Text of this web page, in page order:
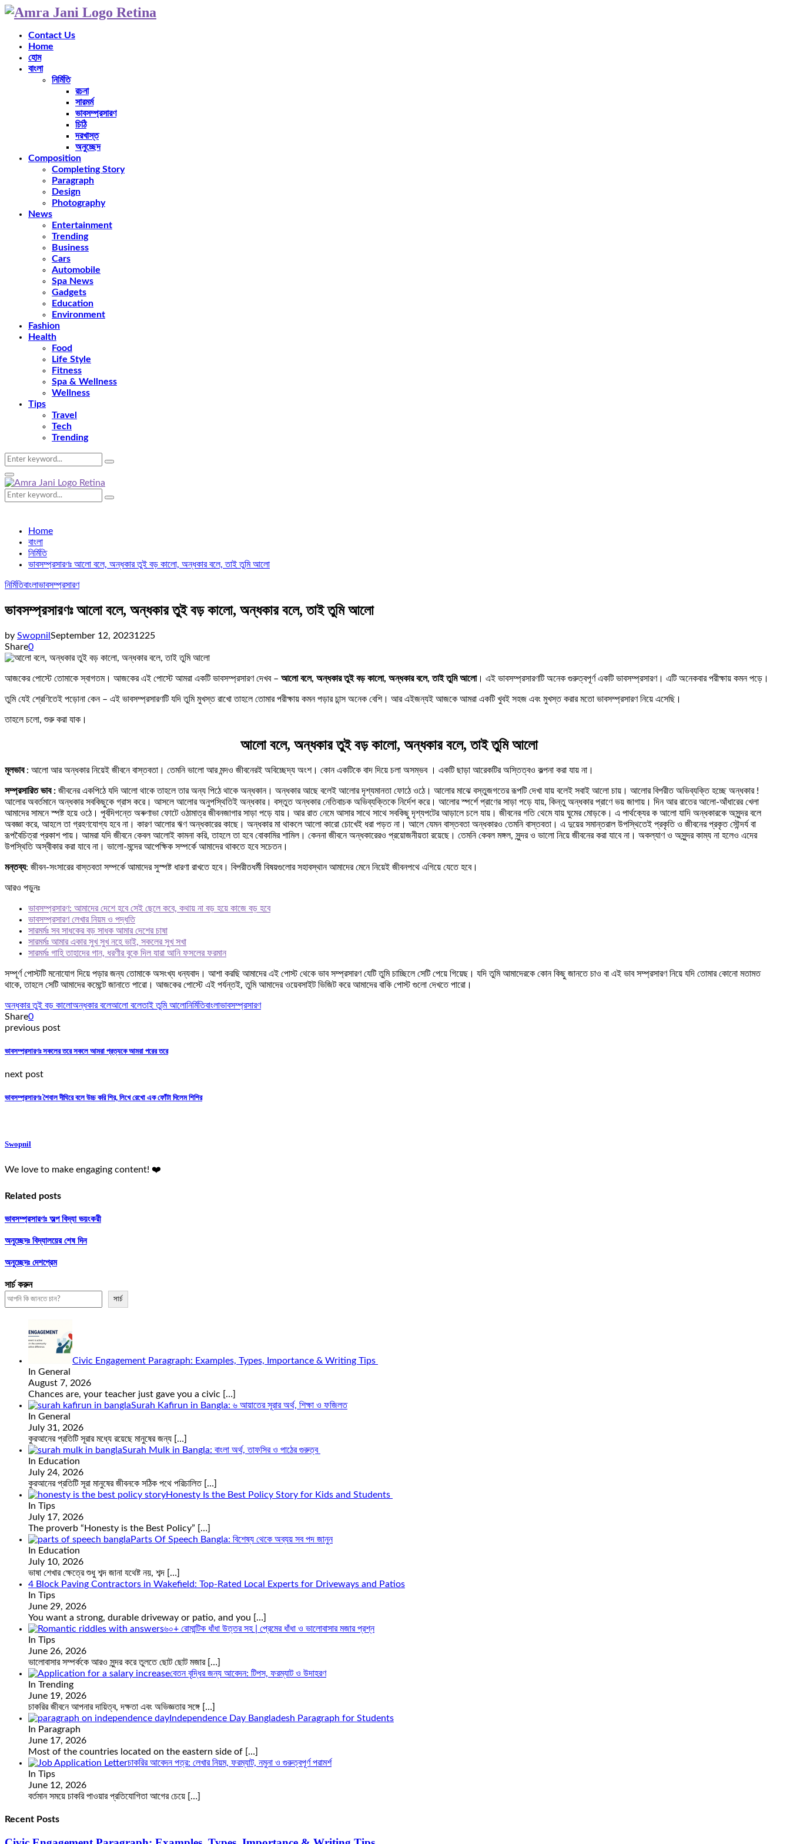
Contact Us
Home
হোম
বাংলা
নির্মিতি
রচনা
সারমর্ম
ভাবসম্প্রসারণ
চিঠি
দরখাস্ত
অনুচ্ছেদ
Composition
Completing Story
Paragraph
Design
Photography
News
Entertainment
Trending
Business
Cars
Automobile
Spa News
Gadgets
Education
Environment
Fashion
Health
Food
Life Style
Fitness
Spa & Wellness
Wellness
Tips
Travel
Tech
Trending
Search
for:
Search
Primary
Menu
Search
for:
Search
Home
বাংলা
নির্মিতি
ভাবসম্প্রসারণঃ আলো বলে, অন্ধকার তুই বড় কালো, অন্ধকার বলে, তাই তুমি আলো
নির্মিতিবাংলাভাবসম্প্রসারণ
ভাবসম্প্রসারণঃ আলো বলে, অন্ধকার তুই বড় কালো, অন্ধকার বলে, তাই তুমি আলো
by Swopnil September 12, 20231225
Share0
আজকের পোস্টে তোমাকে স্বাগতম। আজকের এই পোস্টে আমরা একটি ভাবসম্প্রসারণ দেখব – আলো বলে, অন্ধকার তুই বড় কালো, অন্ধকার বলে, তাই তুমি আলো। এই ভাবসম্প্রসারণটি অনেক গুরুত্বপূর্ণ একটি ভাবসম্প্রসারণ। এটি অনেকবার পরীক্ষায় কমন পড়ে।
তুমি যেই শ্রেণিতেই পড়োনা কেন – এই ভাবসম্প্রসারণটি যদি তুমি মুখস্ত রাখো তাহলে তোমার পরীক্ষায় কমন পড়ার চান্স অনেক বেশি। আর এইজন্যই আজকে আমরা একটি খুবই সহজ এবং মুখস্ত করার মতো ভাবসম্প্রসারণ নিয়ে এসেছি।
তাহলে চলো, শুরু করা যাক।
আলো বলে, অন্ধকার তুই বড় কালো, অন্ধকার বলে, তাই তুমি আলো
মূলভাব : আলো আর অন্ধকার নিয়েই জীবনে বাস্তবতা। তেমনি ভালো আর মন্দও জীবনেরই অবিচ্ছেদ্য অংশ। কোন একটিকে বাদ দিয়ে চলা অসম্ভব । একটি ছাড়া আরেকটির অস্তিত্বও কল্পনা করা যায় না।
সম্প্রসারিত ভাব : জীবনের একপিঠে যদি আলো থাকে তাহলে তার অন্য পিঠে থাকে অন্ধকান। অন্ধকার আছে বলেই আলোর দৃশ্যমানতা ফোঠে ওঠে। আলোর মাঝে বস্তুজগতের রূপটি দেখা যায় বলেই সবাই আলো চায়। আলোর বিপরীত অভিব্যক্তি হচ্ছে অন্ধকার !
আলোর অবর্তমানে অন্ধকার সবকিছুকে গ্রাস করে। আসলে আলোর অনুপস্থিতিই অন্ধকার। বস্তুত অন্ধকার নেতিবাচক অভিব্যক্তিকে নির্দেশ করে। আলোর স্পর্শে প্রাণের সাড়া পড়ে যায়, কিন্তু অন্ধকার প্রাণে ভয় জাগায়। দিন আর রাতের আলো-আঁধারের খেলা
আমাদের সামনে স্পষ্ট হয়ে ওঠে। পূর্বদিগন্তে অৰুণাভা ফোটে ওঠামাত্র জীবনজাগার সাড়া পড়ে যায়। আর রাত নেমে আসার সাথে সাথে সবকিছু দৃশ্যপটের আড়ালে চলে যায়। জীবনের গতি থেমে যায় ঘুমের মোড়কে। এ পার্থক্যের ক আলো যাদি অন্ধকারকে অসুন্দর বলে
অবজ্ঞা করে, আহলে তা গ্রহণযোগ্য হবে না। কারণ আলোর ঋণ অন্ধকারের কাছে। অন্ধকার মা থাকলে আলো কারো চোখেই ধরা পড়ত না। আলে যেমন বাস্তবতা অন্ধকারও তেমনি বাস্তবতা। এ দুয়ের সমান্তরাল উপস্থিতেই প্রকৃতি ও জীবনের প্রকৃত সৌন্দর্য বা
রূপবৈচিত্রা প্রকাশ পায়। আমরা যদি জীবনে কেবল আলোই কামনা করি, তাহলে তা হবে বোকামির শামিল। কেননা জীবনে অন্ধকারেরও প্রয়োজনীয়তা রয়েছে। তেমনি কেবল মঙ্গল, সুন্দর ও ভালো নিয়ে জীবনের করা যাবে না। অকল্যাণ ও অসুন্দর কাম্য না হলেও এদের
উপস্থিতি অস্বীকার করা যাবে না। ভালো-মন্দের আপেক্ষিক সম্পর্কে আমাদের থাকতে হবে সচেতন।
মন্তব্য: জীবন-সংসারের বাস্তবতা সম্পর্কে আমাদের সুস্পষ্ট ধারণা রাখতে হবে। বিপরীতধর্মী বিষয়গুলোর সহাবস্থান আমাদের মেনে নিয়েই জীবনপথে এগিয়ে যেতে হবে।
আরও পড়ুনঃ
ভাবসম্প্রসারণ: আমাদের দেশে হবে সেই ছেলে কবে, কথায় না বড় হয়ে কাজে বড় হবে
ভাবসম্প্রসারণ লেখার নিয়ম ও পদ্ধতি
সারমর্মঃ সব সাধকের বড় সাধক আমার দেশের চাষা
সারমর্মঃ আমার একার সুখ সুখ নহে ভাই, সকলের সুখ সখা
সারমর্মঃ গাহি তাহাদের গান, ধরণীর বুকে দিল যারা আনি ফসলের ফরমান
সম্পূর্ণ পোস্টটি মনোযোগ দিয়ে পড়ার জন্য তোমাকে অসংখ্য ধন্যবাদ। আশা করছি আমাদের এই পোস্ট থেকে ভাব সম্প্রসারণ যেটি তুমি চাচ্ছিলে সেটি পেয়ে গিয়েছ। যদি তুমি আমাদেরকে কোন কিছু জানতে চাও বা এই ভাব সম্প্রসারণ নিয়ে যদি তোমার কোনো মতামত
থাকে, তাহলে সেটি আমাদের কমেন্টে জানাতে পারো। আজকের পোস্টে এই পর্যন্তই, তুমি আমাদের ওয়েবসাইট ভিজিট করে আমাদের বাকি পোস্ট গুলো দেখতে পারো।
অন্ধকার তুই বড় কালোঅন্ধকার বলেআলো বলেতাই তুমি আলোনির্মিতিবাংলাভাবসম্প্রসারণ
Share0
previous post
ভাবসম্প্রসারণঃ সকলের তরে সকলে আমরা প্রত্যকে আমরা পরের তরে
next post
ভাবসম্প্রসারণঃ শৈবাল দীঘিরে বলে উচ্চ করি শির, লিখে রেখো এক ফোঁটা দিলেম শিশির
Swopnil
We love to make engaging content! ❤️
Related posts
ভাবসম্প্রসারণঃ অল্প বিদ্যা ভয়ংকরী
অনুচ্ছেদঃ বিদ্যালয়ের শেষ দিন
অনুচ্ছেদঃ দেশপ্রেম
সার্চ করুন
সার্চ
Civic Engagement Paragraph: Examples, Types, Importance & Writing Tips
In General
August 7, 2026
Chances are, your teacher just gave you a civic […]
Surah Kafirun in Bangla: ৬ আয়াতের সূরার অর্থ, শিক্ষা ও ফজিলত
In General
July 31, 2026
কুরআনের প্রতিটি সূরার মধ্যে রয়েছে মানুষের জন্য […]
Surah Mulk in Bangla: বাংলা অর্থ, তাফসির ও পাঠের গুরুত্ব
In Education
July 24, 2026
কুরআনের প্রতিটি সূরা মানুষের জীবনকে সঠিক পথে পরিচালিত […]
Honesty Is the Best Policy Story for Kids and Students
In Tips
July 17, 2026
The proverb “Honesty is the Best Policy” […]
Parts Of Speech Bangla: বিশেষ্য থেকে অব্যয় সব পদ জানুন
In Education
July 10, 2026
ভাষা শেখার ক্ষেত্রে শুধু শব্দ জানা যথেষ্ট নয়, শব্দ […]
4 Block Paving Contractors in Wakefield: Top-Rated Local Experts for Driveways and Patios
In Tips
June 29, 2026
You want a strong, durable driveway or patio, and you […]
৬০+ রোমান্টিক ধাঁধা উত্তর সহ | প্রেমের ধাঁধা ও ভালোবাসার মজার প্রশ্ন
In Tips
June 26, 2026
ভালোবাসার সম্পর্ককে আরও সুন্দর করে তুলতে ছোট ছোট মজার […]
বেতন বৃদ্ধির জন্য আবেদন: টিপস, ফরম্যাট ও উদাহরণ
In Trending
June 19, 2026
চাকরির জীবনে আপনার দায়িত্ব, দক্ষতা এবং অভিজ্ঞতার সঙ্গে […]
Independence Day Bangladesh Paragraph for Students
In Paragraph
June 17, 2026
Most of the countries located on the eastern side of […]
চাকরির আবেদন পত্র: লেখার নিয়ম, ফরম্যাট, নমুনা ও গুরুত্বপূর্ণ পরামর্শ
In Tips
June 12, 2026
বর্তমান সময়ে চাকরি পাওয়ার প্রতিযোগিতা আগের চেয়ে […]
Recent Posts